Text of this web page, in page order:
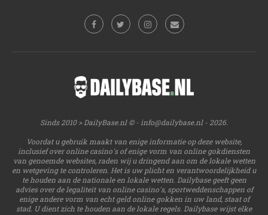
Sinds 2010 > DailyBase.nl © - info@dailybase.nl- 2026.
Voordat u gebruik maakt van enige informatie op deze website,
inclusief over online casino's of enige vorm van online gokdiensten
van genoemde websites, raden wij u dringend aan om de lokale wetten
en wetgeving te controleren. Het is uw plicht en verantwoordelijkheid u
te houden aan de nationale en lokale wetten. Dailybase geeft geen
advies over de legaliteit van online casino's, sportweddenschappen of
enige andere vorm van echt geld online gokken in uw land, staat of
stad. U dient zich te houden aan de lokale regels. Dailybase wijst elke